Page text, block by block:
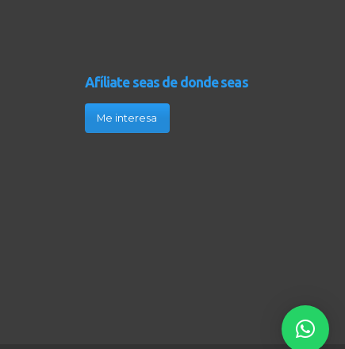
Afíliate seas de donde seas
Me interesa